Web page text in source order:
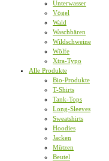
Unterwasser
Vögel
Wald
Waschbären
Wildschweine
Wölfe
Xtra-Typo
Alle Produkte
Bio-Produkte
T-Shirts
Tank-Tops
Long-Sleeves
Sweatshirts
Hoodies
Jacken
Mützen
Beutel